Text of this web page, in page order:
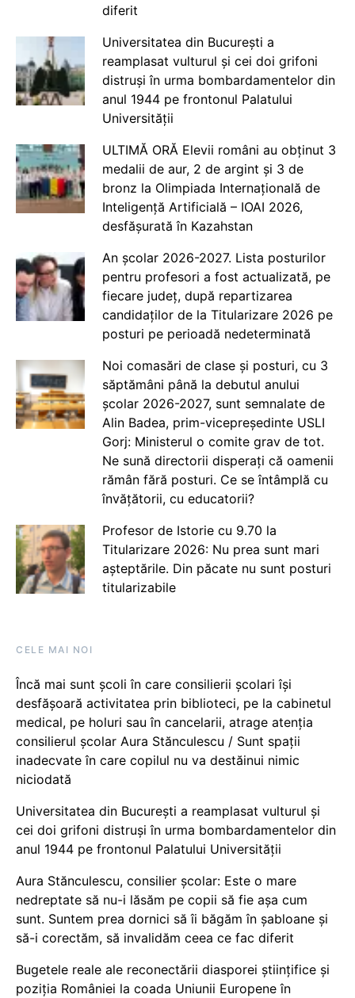
diferit
Universitatea din București a
reamplasat vulturul și cei doi grifoni
distruși în urma bombardamentelor din
anul 1944 pe frontonul Palatului
Universității
ULTIMĂ ORĂ Elevii români au obținut 3
medalii de aur, 2 de argint și 3 de
bronz la Olimpiada Internațională de
Inteligență Artificială – IOAI 2026,
desfășurată în Kazahstan
An școlar 2026-2027. Lista posturilor
pentru profesori a fost actualizată, pe
fiecare județ, după repartizarea
candidaților de la Titularizare 2026 pe
posturi pe perioadă nedeterminată
Noi comasări de clase și posturi, cu 3
săptămâni până la debutul anului
școlar 2026-2027, sunt semnalate de
Alin Badea, prim-vicepreședinte USLI
Gorj: Ministerul o comite grav de tot.
Ne sună directorii disperați că oamenii
rămân fără posturi. Ce se întâmplă cu
învățătorii, cu educatorii?
Profesor de Istorie cu 9.70 la
Titularizare 2026: Nu prea sunt mari
așteptările. Din păcate nu sunt posturi
titularizabile
CELE MAI NOI
Încă mai sunt școli în care consilierii școlari își
desfășoară activitatea prin biblioteci, pe la cabinetul
medical, pe holuri sau în cancelarii, atrage atenția
consilierul școlar Aura Stănculescu / Sunt spații
inadecvate în care copilul nu va destăinui nimic
niciodată
Universitatea din București a reamplasat vulturul și
cei doi grifoni distruși în urma bombardamentelor din
anul 1944 pe frontonul Palatului Universității
Aura Stănculescu, consilier școlar: Este o mare
nedreptate să nu-i lăsăm pe copii să fie așa cum
sunt. Suntem prea dornici să îi băgăm în șabloane și
să-i corectăm, să invalidăm ceea ce fac diferit
Bugetele reale ale reconectării diasporei științifice și
poziția României la coada Uniunii Europene în